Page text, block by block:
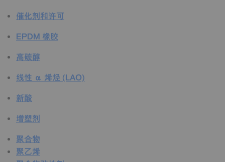
催化剂和许可
EPDM 橡胶
高碳醇
线性 α 烯烃 (LAO)
新酸
增塑剂
聚合物
聚乙烯